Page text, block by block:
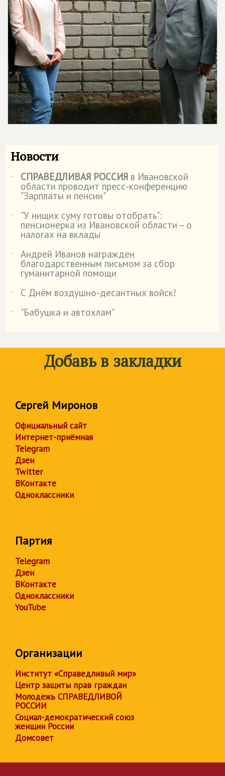
Новости
˙ СПРАВЕДЛИВАЯ РОССИЯ в Ивановской
области проводит пресс-конференцию
"Зарплаты и пенсии"
˙
"У нищих суму готовы отобрать":
пенсионерка из Ивановской области – о
налогах на вклады
˙
Андрей Иванов награжден
благодарственным письмом за сбор
гуманитарной помощи
˙
С Днём воздушно-десантных войск!
˙
"Бабушка и автохлам"
Добавь в закладки
Сергей Миронов
Официальный сайт
Интернет-приёмная
Telegram
Дзен
Twitter
ВКонтакте
Одноклассники
Партия
Telegram
Дзен
ВКонтакте
Одноклассники
YouTube
Организации
Институт «Справедливый мир»
Центр защиты прав граждан
Молодежь СПРАВЕДЛИВОЙ
РОССИИ
Социал-демократический союз
женщин России
Домсовет